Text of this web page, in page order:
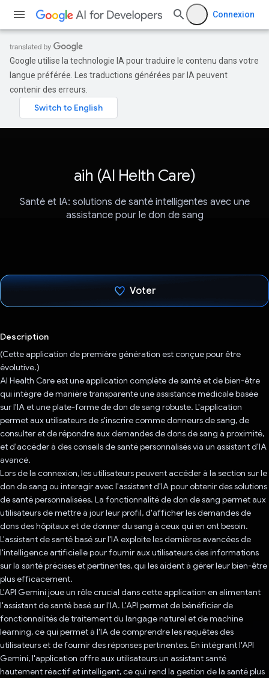
Connexion
Google utilise la technologie IA pour traduire le contenu dans votre
langue préférée. Les traductions générées par IA peuvent
contenir des erreurs.
aih (AI Helth Care)
Santé et IA: solutions de santé intelligentes avec une
assistance pour le don de sang
Voter
Description
(Cette application de première génération est conçue pour être
évolutive.)
AI Health Care est une application complète de santé et de bien-être
qui intègre de manière transparente une assistance médicale basée
sur l'IA et une plate-forme de don de sang robuste. L'application
permet aux utilisateurs de s'inscrire comme donneurs de sang, de
consulter et de répondre aux demandes de dons de sang à proximité,
et d'accéder à des conseils de santé personnalisés via un assistant d'IA
avancé.
Lors de la connexion, les utilisateurs peuvent accéder à la section sur le
don de sang ou interagir avec l'assistant d'IA pour obtenir des solutions
de santé personnalisées. La fonctionnalité de don de sang permet aux
utilisateurs de mettre à jour leur profil, d'afficher les demandes de
dons des hôpitaux et de donner du sang à ceux qui en ont besoin.
L'assistant de santé basé sur l'IA exploite les dernières avancées de
l'intelligence artificielle pour fournir aux utilisateurs des informations
sur la santé précises et pertinentes, qui les aident à gérer leur bien-être
plus efficacement.
L'API Gemini joue un rôle crucial dans cette application en alimentant
l'assistant de santé basé sur l'IA. L'API permet de bénéficier de
fonctionnalités de traitement du langage naturel et de machine
learning, ce qui permet à l'IA de comprendre les requêtes des
utilisateurs et de fournir des réponses pertinentes. En intégrant l'API
Gemini, l'application offre aux utilisateurs un assistant santé
hautement réactif et intelligent, ce qui rend la gestion de la santé plus